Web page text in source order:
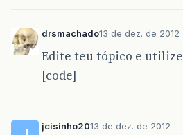
drsmachado13 de dez. de 2012
Edite teu tópico e
[code]
jcisinho2013 de dez. de 2012